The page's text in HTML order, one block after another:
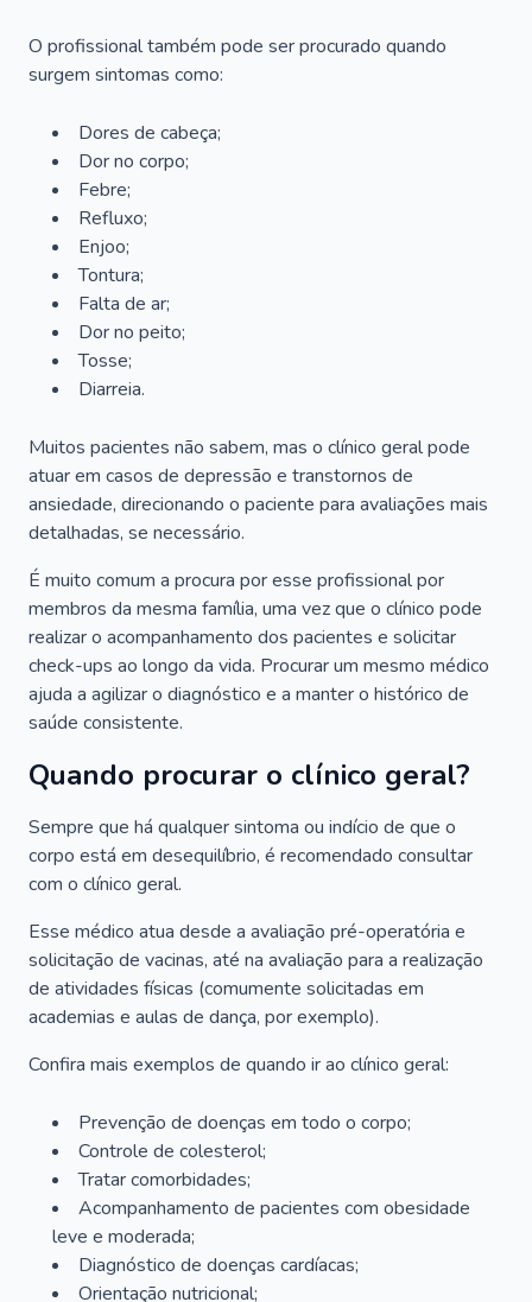
O profissional também pode ser procurado quando
surgem sintomas como:
Dores de cabeça;
Dor no corpo;
Febre;
Refluxo;
Enjoo;
Tontura;
Falta de ar;
Dor no peito;
Tosse;
Diarreia.
Muitos pacientes não sabem, mas o clínico geral pode
atuar em casos de depressão e transtornos de
ansiedade, direcionando o paciente para avaliações mais
detalhadas, se necessário.
É muito comum a procura por esse profissional por
membros da mesma família, uma vez que o clínico pode
realizar o acompanhamento dos pacientes e solicitar
check-ups ao longo da vida. Procurar um mesmo médico
ajuda a agilizar o diagnóstico e a manter o histórico de
saúde consistente.
Quando procurar o clínico geral?
Sempre que há qualquer sintoma ou indício de que o
corpo está em desequilíbrio, é recomendado consultar
com o clínico geral.
Esse médico atua desde a avaliação pré-operatória e
solicitação de vacinas, até na avaliação para a realização
de atividades físicas (comumente solicitadas em
academias e aulas de dança, por exemplo).
Confira mais exemplos de quando ir ao clínico geral:
Prevenção de doenças em todo o corpo;
Controle de colesterol;
Tratar comorbidades;
Acompanhamento de pacientes com obesidade
leve e moderada;
Diagnóstico de doenças cardíacas;
Orientação nutricional;